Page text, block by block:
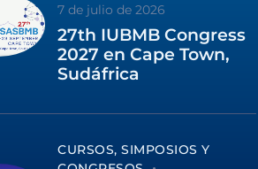
7 de julio de 2026
27th IUBMB Congress
2027 en Cape Town,
Sudáfrica
CURSOS, SIMPOSIOS Y